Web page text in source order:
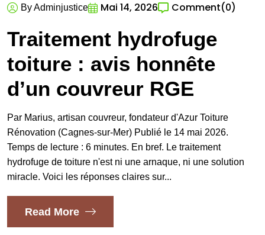
By Adminjustice Mai 14, 2026 Comment(0)
Traitement hydrofuge
toiture : avis honnête
d’un couvreur RGE
Par Marius, artisan couvreur, fondateur d'Azur Toiture
Rénovation (Cagnes-sur-Mer) Publié le 14 mai 2026.
Temps de lecture : 6 minutes. En bref. Le traitement
hydrofuge de toiture n'est ni une arnaque, ni une solution
miracle. Voici les réponses claires sur...
Read More